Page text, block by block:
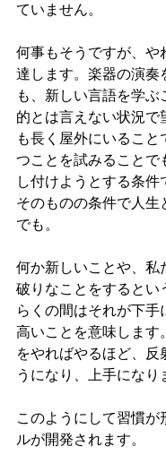
ていません。
何事もそうですが、や
達します。楽器の演奏
も、新しい言語を学ぶ
的とは言えない状況で
も長く屋外にいること
つことを試みることで
し付けようとする条件
そのものの条件で人生
でも。
何か新しいことや、私
破りなことをするとい
らくの間はそれが下手
高いことを意味します
をやればやるほど、反
うになり、上手になり
このようにして習慣が
ルが開発されます。